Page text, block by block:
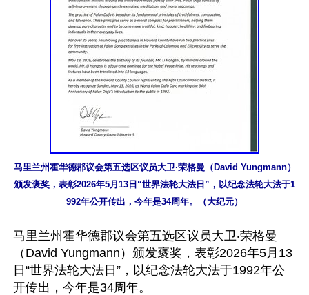
马里兰州霍华德郡议会第五选区议员大卫·荣格曼（David Yungmann）
颁发褒奖，表彰2026年5月13日“世界法轮大法日”，以纪念法轮大法于1
992年公开传出，今年是34周年。（大纪元）
马里兰州霍华德郡议会第五选区议员大卫‧荣格曼
（David Yungmann）颁发褒奖，表彰2026年5月13
日“世界法轮大法日”，以纪念法轮大法于1992年公
开传出，今年是34周年。